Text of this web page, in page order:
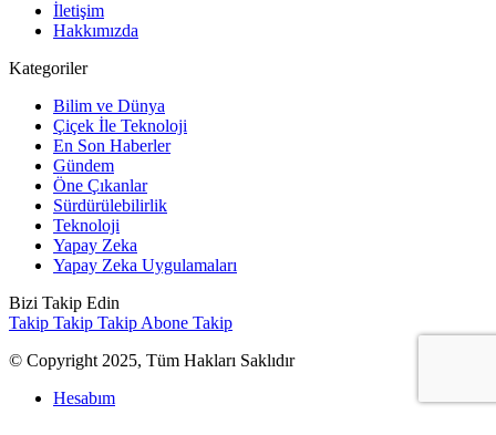
İletişim
Hakkımızda
Kategoriler
Bilim ve Dünya
Çiçek İle Teknoloji
En Son Haberler
Gündem
Öne Çıkanlar
Sürdürülebilirlik
Teknoloji
Yapay Zeka
Yapay Zeka Uygulamaları
Bizi Takip Edin
Takip Takip Takip Abone Takip
© Copyright 2025, Tüm Hakları Saklıdır
Hesabım